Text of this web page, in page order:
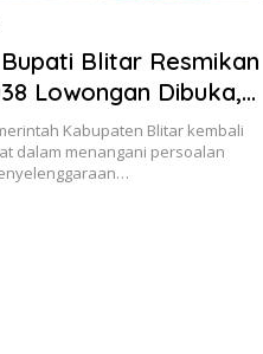
Blitar Resmikan
Lowongan Dibuka,
Diperkuat
Kabupaten Blitar kembali
dalam menangani persoalan